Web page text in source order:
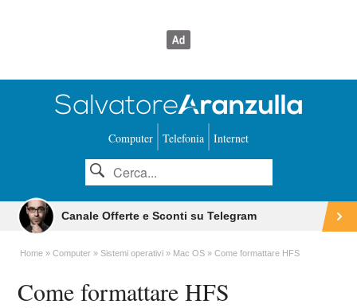
Computer Telefonia Internet
Canale Offerte e Sconti su Telegram
Home Computer Sistemi operativi Mac OS Come formattare HFS
Come formattare HFS